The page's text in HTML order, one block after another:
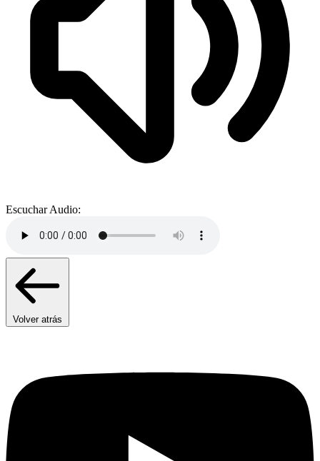
Escuchar Audio:
Volver atrás